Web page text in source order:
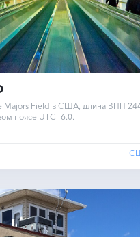
Majors Field в США, длина ВПП
поясе UTC -6.0.